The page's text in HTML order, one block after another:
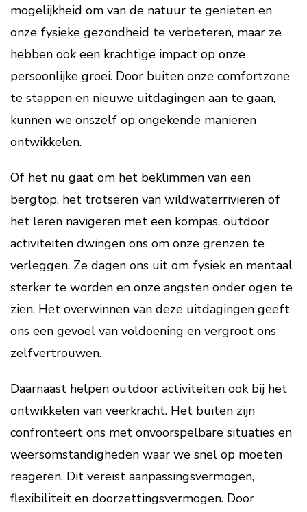
mogelijkheid om van de natuur te genieten en
onze fysieke gezondheid te verbeteren, maar ze
hebben ook een krachtige impact op onze
persoonlijke groei. Door buiten onze comfortzone
te stappen en nieuwe uitdagingen aan te gaan,
kunnen we onszelf op ongekende manieren
ontwikkelen.
Of het nu gaat om het beklimmen van een
bergtop, het trotseren van wildwaterrivieren of
het leren navigeren met een kompas, outdoor
activiteiten dwingen ons om onze grenzen te
verleggen. Ze dagen ons uit om fysiek en mentaal
sterker te worden en onze angsten onder ogen te
zien. Het overwinnen van deze uitdagingen geeft
ons een gevoel van voldoening en vergroot ons
zelfvertrouwen.
Daarnaast helpen outdoor activiteiten ook bij het
ontwikkelen van veerkracht. Het buiten zijn
confronteert ons met onvoorspelbare situaties en
weersomstandigheden waar we snel op moeten
reageren. Dit vereist aanpassingsvermogen,
flexibiliteit en doorzettingsvermogen. Door